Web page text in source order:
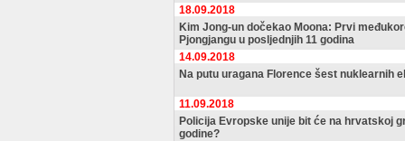
18.09.2018
Kim Jong-un dočekao Moona: Prvi
Pjongjangu u posljednjih 11 godina
14.09.2018
Na putu uragana Florence šest nuklearnih
11.09.2018
Policija Evropske unije bit će na hrvatskoj
godine?